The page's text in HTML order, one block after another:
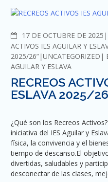
17 DE OCTUBRE DE 2025
ACTIVOS IES AGUILAR Y
2025/26” UNCATEGORIZED
AGUILAR Y ESLAVA
RECREOS
ESLAVA 2025/26
¿Qué son los Recreos
iniciativa del IES Aguilar y
física, la convivencia y el
tiempo de descanso.El
divertidas, saludables y
desconectar de las clases,